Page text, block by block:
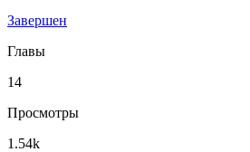
Завершен
Главы
14
Просмотры
1.54k